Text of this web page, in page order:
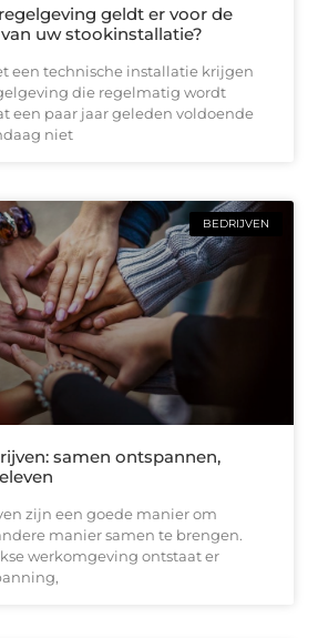
geldt er voor de
uw stookinstallatie?
een technische installatie krijgen
die regelmatig wordt
een paar jaar geleden voldoende
niet
BEDRIJVEN
samen ontspannen,
zijn een goede manier om
manier samen te brengen.
werkomgeving ontstaat er